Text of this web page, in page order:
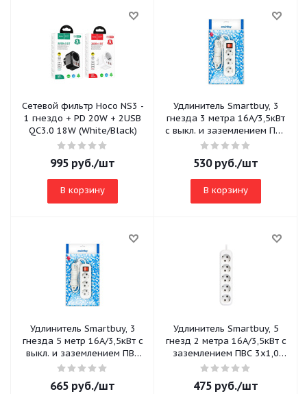
Сетевой фильтр Hoco NS3 -
1 гнездо + PD 20W + 2USB
QC3.0 18W (White/Black)
995 руб./шт
В корзину
Удлинитель Smartbuy, 3
гнезда 3 метра 16А/3,5кВт
с выкл. и заземлением ПВС
3х1,0
530руб./шт
В корзину
Удлинитель Smartbuy, 3
гнезда 5 метр 16А/3,5кВт с
выкл. и заземлением ПВС
3х1,0 (SBE-16-3-05-ZS)
665 руб./шт
Удлинитель Smartbuy, 5
гнезд 2 метра 16А/3,5кВт с
заземлением ПВС 3х1,0
(SBE-16-5-02-Z)
475 руб./шт